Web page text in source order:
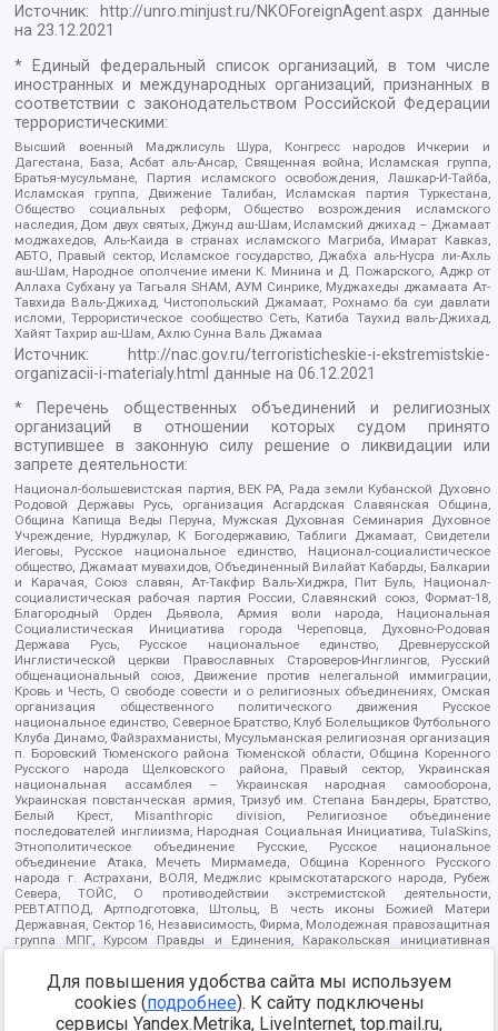
Источник: http://unro.minjust.ru/NKOForeignAgent.aspxданные
на23.12.2021
* Единый федеральный список организаций, в том числе
иностранных и международных организаций, признанных в
соответствии с законодательством Российской Федерации
террористическими:
Высший военный Маджлисуль Шура, Конгресс народов Ичкерии и
Дагестана, База, Асбат аль-Ансар, Священная война, Исламская группа,
Братья-мусульмане, Партия исламского освобождения, Лашкар-И-Тайба,
Исламская группа, Движение Талибан, Исламская партия Туркестана,
Общество социальных реформ, Общество возрождения исламского
наследия, Дом двух святых, Джунд аш-Шам, Исламский джихад – Джамаат
моджахедов, Аль-Каида в странах исламского Магриба, Имарат Кавказ,
АБТО, Правый сектор, Исламское государство, Джабха аль-Нусра ли-Ахль
аш-Шам, Народное ополчение имени К. Минина и Д. Пожарского, Аджр от
Аллаха Субхану уа Тагьаля SHAM, АУМ Синрике, Муджахеды джамаата Ат-
Тавхида Валь-Джихад, Чистопольский Джамаат, Рохнамо ба суи давлати
исломи, Террористическое сообщество Сеть, Катиба Таухид валь-Джихад,
Хайят Тахрир аш-Шам, Ахлю Сунна Валь Джамаа
Источник:
http://nac.gov.ru/terroristicheskie-i-ekstremistskie-
organizacii-i-materialy.html данные на06.12.2021
* Перечень общественных объединений и религиозных
организаций в отношении которых судом принято
вступившее в законную силу решение о ликвидации или
запрете деятельности:
Национал-большевистская партия, ВЕК РА, Рада земли Кубанской Духовно
Родовой Державы Русь, организация Асгардская Славянская Община,
Община Капища Веды Перуна, Мужская Духовная Семинария Духовное
Учреждение, Нурджулар, К Богодержавию, Таблиги Джамаат, Свидетели
Иеговы, Русское национальное единство, Национал-социалистическое
общество, Джамаат мувахидов, Объединенный Вилайат Кабарды, Балкарии
и Карачая, Союз славян, Ат-Такфир Валь-Хиджра, Пит Буль, Национал-
социалистическая рабочая партия России, Славянский союз, Формат-18,
Благородный Орден Дьявола, Армия воли народа, Национальная
Социалистическая Инициатива города Череповца, Духовно-Родовая
Держава Русь, Русское национальное единство, Древнерусской
Инглистической церкви Православных Староверов-Инглингов, Русский
общенациональный союз, Движение против нелегальной иммиграции,
Кровь и Честь, О свободе совести и о религиозных объединениях, Омская
организация общественного политического движения Русское
национальное единство, Северное Братство, Клуб Болельщиков Футбольного
Клуба Динамо, Файзрахманисты, Мусульманская религиозная организация
п. Боровский Тюменского района Тюменской области, Община Коренного
Русского народа Щелковского района, Правый сектор, Украинская
национальная ассамблея – Украинская народная самооборона,
Украинская повстанческая армия, Тризуб им. Степана Бандеры, Братство,
Белый Крест, Misanthropic division, Религиозное объединение
последователей инглиизма, Народная Социальная Инициатива, TulaSkins,
Этнополитическое объединение Русские, Русское национальное
объединение Атака, Мечеть Мирмамеда, Община Коренного Русского
народа г. Астрахани, ВОЛЯ, Меджлис крымскотатарского народа, Рубеж
Севера, ТОЙС, О противодействии экстремистской деятельности,
РЕВТАТПОД, Артподготовка, Штольц, В честь иконы Божией Матери
Державная, Сектор 16, Независимость, Фирма, Молодежная правозащитная
группа МПГ, Курсом Правды и Единения, Каракольская инициативная
Благотворительный пансионат Ак Умут, Русская республика Русь,
Арестантское уголовное единство, Башкорт, Нация и свобода, W.H.С., Фалунь
Дафа, Иртыш Ultras, Русский Патриотический клуб-Новокузнецк/РПК,
Сибирский державный союз, Фонд борьбы с коррупцией, Фонд защиты прав
Для повышения удобства сайта мы используем
cookies (подробнее). К сайту подключены
сервисы Yandex.Metrika, LiveInternet, top.mail.ru,